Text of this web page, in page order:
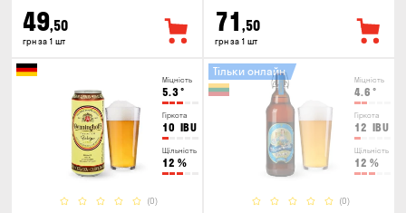
49,50
грн за 1 шт
71 ,50
грн за 1 шт
Міцність
5.3°
Гіркота
10 IBU
Щільність
12 %
(0)
Міцність
4.6 °
Гіркота
12 IBU
Щільність
12 %
(0)
Тільки онлайн